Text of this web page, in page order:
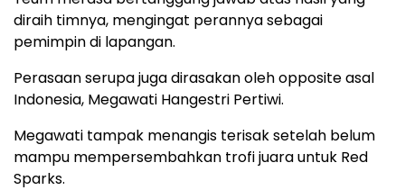
diraih timnya, mengingat perannya sebagai
pemimpin di lapangan.
Perasaan serupa juga dirasakan oleh opposite asal
Indonesia, Megawati Hangestri Pertiwi.
Megawati tampak menangis terisak setelah belum
mampu mempersembahkan trofi juara untuk Red
Sparks.